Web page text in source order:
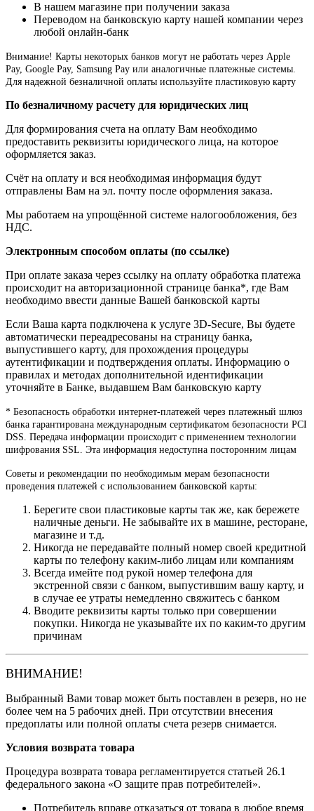
В нашем магазине при получении заказа
Переводом на банковскую карту нашей компании через
любой онлайн-банк
Внимание! Карты некоторых банков могут не работать через Apple
Pay, Google Pay, Samsung Pay или аналогичные платежные системы.
Для надежной безналичной оплаты используйте пластиковую карту
По безналичному расчету для юридических лиц
Для формирования счета на оплату Вам необходимо
предоставить реквизиты юридического лица, на которое
оформляется заказ.
Счёт на оплату и вся необходимая информация будут
отправлены Вам на эл. почту после оформления заказа.
Мы работаем на упрощённой системе налогообложения, без
НДС.
Электронным способом оплаты (по ссылке)
При оплате заказа через ссылку на оплату обработка платежа
происходит на авторизационной странице банка*, где Вам
необходимо ввести данные Вашей банковской карты
Если Ваша карта подключена к услуге 3D-Secure, Вы будете
автоматически переадресованы на страницу банка,
выпустившего карту, для прохождения процедуры
аутентификации и подтверждения оплаты. Информацию о
правилах и методах дополнительной идентификации
уточняйте в Банке, выдавшем Вам банковскую карту
* Безопасность обработки интернет-платежей через платежный шлюз
банка гарантирована международным сертификатом безопасности PCI
DSS. Передача информации происходит с применением технологии
шифрования SSL. Эта информация недоступна посторонним лицам
Советы и рекомендации по необходимым мерам безопасности
проведения платежей с использованием банковской карты:
Берегите свои пластиковые карты так же, как бережете
наличные деньги. Не забывайте их в машине, ресторане,
магазине и т.д.
Никогда не передавайте полный номер своей кредитной
карты по телефону каким-либо лицам или компаниям
Всегда имейте под рукой номер телефона для
экстренной связи с банком, выпустившим вашу карту, и
в случае ее утраты немедленно свяжитесь с банком
Вводите реквизиты карты только при совершении
покупки. Никогда не указывайте их по каким-то другим
причинам
ВНИМАНИЕ!
Выбранный Вами товар может быть поставлен в резерв, но не
более чем на 5 рабочих дней. При отсутствии внесения
предоплаты или полной оплаты счета резерв снимается.
Условия возврата товара
Процедура возврата товара регламентируется статьей 26.1
федерального закона «О защите прав потребителей».
Потребитель вправе отказаться от товара в любое время